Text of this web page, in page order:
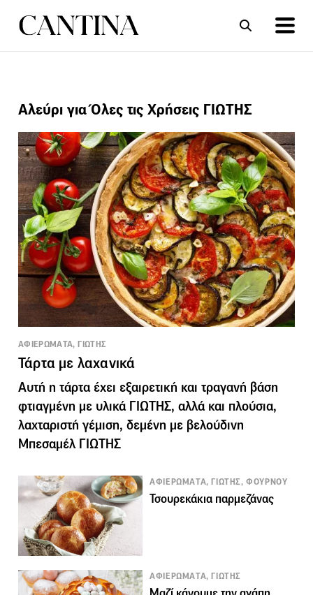
ΣΥΝΤΑΓΕΣ ΑΡΘΡΑ
Αλεύρι για Όλες τις Χρήσεις ΓΙΩΤΗΣ
ΑΦΙΕΡΩΜΑΤΑ, ΓΙΩΤΗΣ
Τάρτα με λαχανικά
Αυτή η τάρτα έχει εξαιρετική και τραγανή βάση
φτιαγμένη με υλικά ΓΙΩΤΗΣ, αλλά και πλούσια,
λαχταριστή γέμιση, δεμένη με βελούδινη
Μπεσαμέλ ΓΙΩΤΗΣ
ΑΦΙΕΡΩΜΑΤΑ, ΓΙΩΤΗΣ, ΦΟΥΡΝΟΥ
Τσουρεκάκια παρμεζάνας
ΑΦΙΕΡΩΜΑΤΑ, ΓΙΩΤΗΣ